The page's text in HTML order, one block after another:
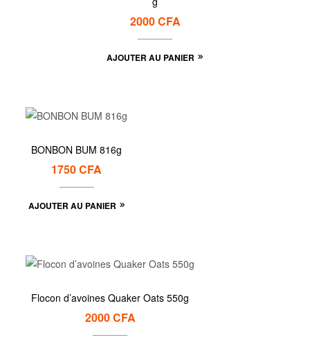
2000CFA
AJOUTER AU PANIER
BONBON BUM 816g
1750CFA
AJOUTER AU PANIER
Flocon d’avoines Quaker Oats 550g
2000CFA